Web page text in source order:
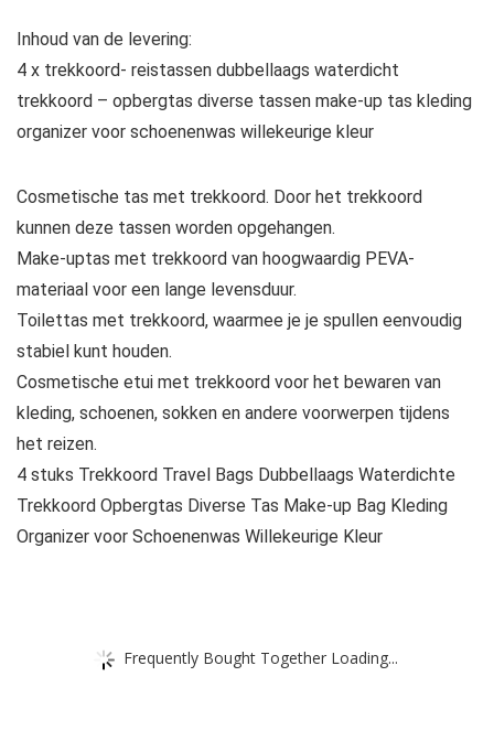
Inhoud van de levering:
4 x trekkoord- reistassen dubbellaags waterdicht
trekkoord – opbergtas diverse tassen make-up tas kleding
organizer voor schoenenwas willekeurige kleur
Cosmetische tas met trekkoord. Door het trekkoord
kunnen deze tassen worden opgehangen.
Make-uptas met trekkoord van hoogwaardig PEVA-
materiaal voor een lange levensduur.
Toilettas met trekkoord, waarmee je je spullen eenvoudig
stabiel kunt houden.
Cosmetische etui met trekkoord voor het bewaren van
kleding, schoenen, sokken en andere voorwerpen tijdens
het reizen.
4 stuks Trekkoord Travel Bags Dubbellaags Waterdichte
Trekkoord Opbergtas Diverse Tas Make-up Bag Kleding
Organizer voor Schoenenwas Willekeurige Kleur
Frequently Bought Together Loading...